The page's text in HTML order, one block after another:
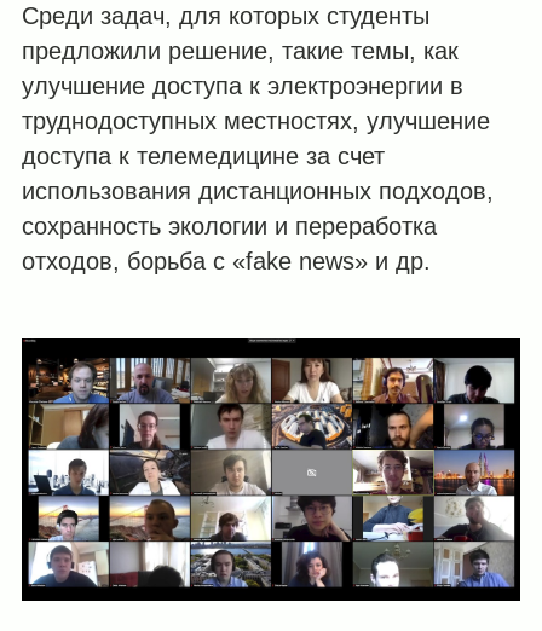
Среди задач, для которых студенты
предложили решение, такие темы, как
улучшение доступа к электроэнергии в
труднодоступных местностях, улучшение
доступа к телемедицине за счет
использования дистанционных подходов,
сохранность экологии и переработка
отходов, борьба с «fake news» и др.